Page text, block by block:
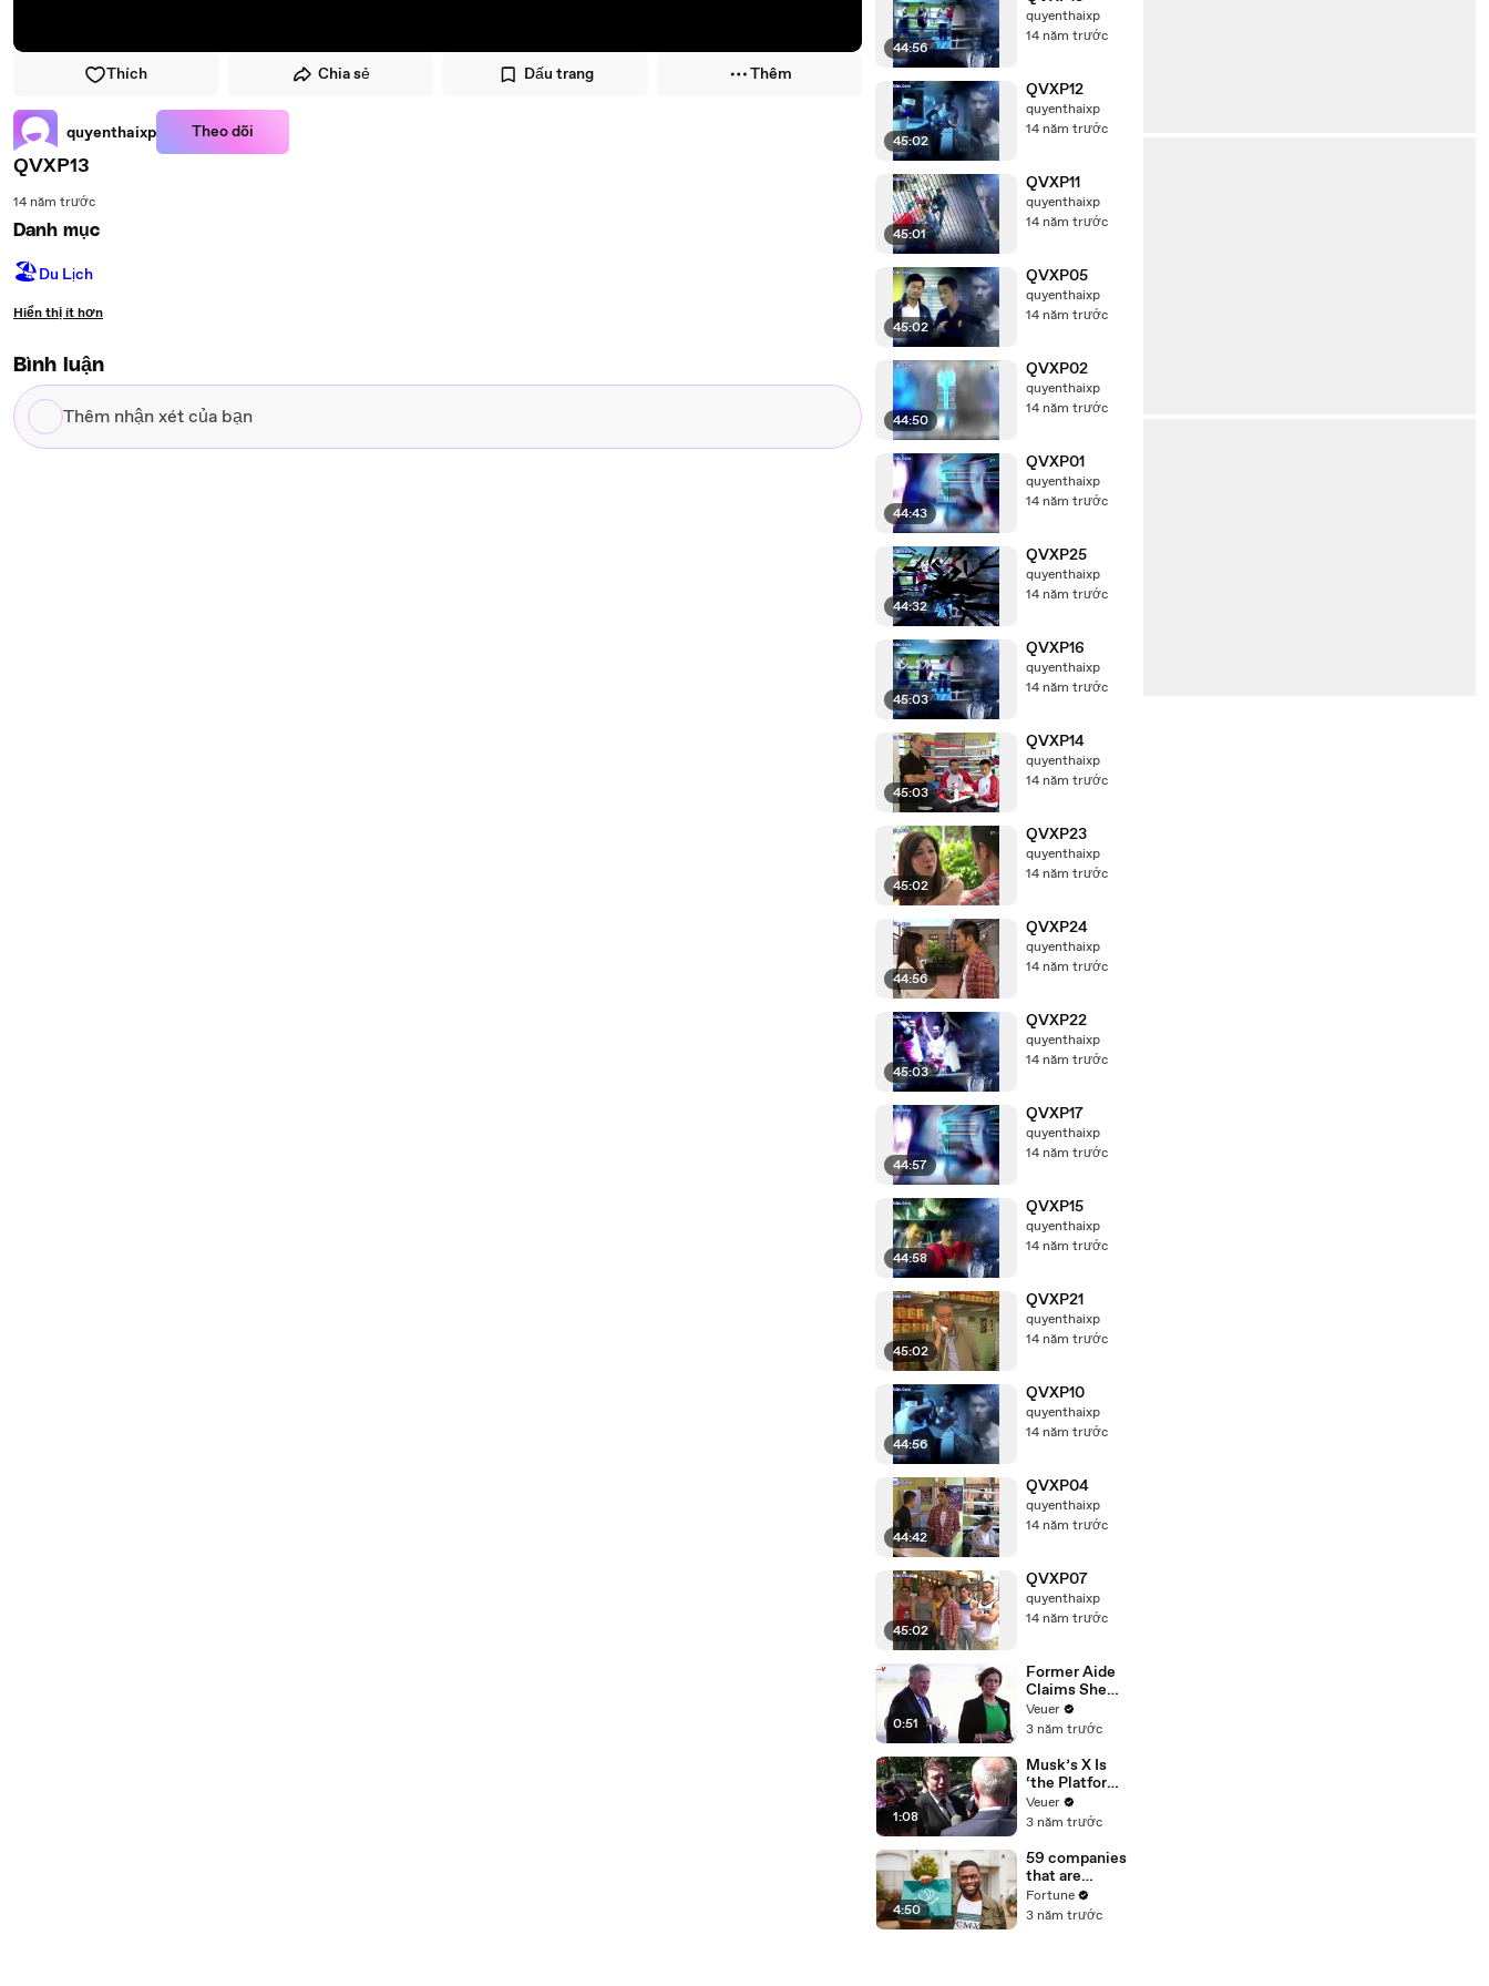
Thích Chia sẻ Dấu trang Thêm
quyenthaixp Theo dõi
QVXP13
14 năm trước
Danh mục
🏖Du Lịch
Hiển thị ít hơn
Bình luận
Thêm
nhận
44:56
quyenthaixp
14 năm trước
45:02
QVXP12
quyenthaixp
14 năm trước
45:01
QVXP11
quyenthaixp
14 năm trước
45:02
QVXP05
quyenthaixp
14 năm trước
44:50
QVXP02
quyenthaixp
14 năm trước
44:43
QVXP01
quyenthaixp
14 năm trước
44:32
QVXP25
quyenthaixp
14 năm trước
45:03
QVXP16
quyenthaixp
14 năm trước
45:03
QVXP14
quyenthaixp
14 năm trước
45:02
QVXP23
quyenthaixp
14 năm trước
44:56
QVXP24
quyenthaixp
14 năm trước
45:03
QVXP22
quyenthaixp
14 năm trước
44:57
QVXP17
quyenthaixp
14 năm trước
44:58
QVXP15
quyenthaixp
14 năm trước
45:02
QVXP21
quyenthaixp
14 năm trước
44:56
QVXP10
quyenthaixp
14 năm trước
44:42
QVXP04
quyenthaixp
14 năm trước
45:02
QVXP07
quyenthaixp
14 năm trước
0:51
Former Aide
Claims She
Was Asked to
Make a ‘Hit
Trump
Veuer
3 năm trước
1:08
Musk’s X Is
‘the Platform
With the
Largest Ratio
Misinformatio
n or
Disinformatio
n’ Amongst
All Social
Veuer
3 năm trước
4:50
59 companies
that are
changing the
world: From
Fortune
3 năm trước